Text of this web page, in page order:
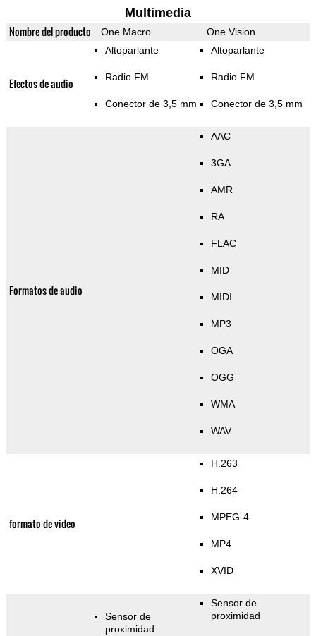
Multimedia
Nombre del producto One Macro One Vision
Efectos de audio
Altoparlante
Radio FM
Conector de 3,5 mm
Altoparlante
Radio FM
Conector de 3,5 mm
Formatos de audio
AAC
3GA
AMR
RA
FLAC
MID
MIDI
MP3
OGA
OGG
WMA
WAV
formato de video
H.263
H.264
MPEG-4
MP4
XVID
Sensor de
proximidad
Sensor de
proximidad